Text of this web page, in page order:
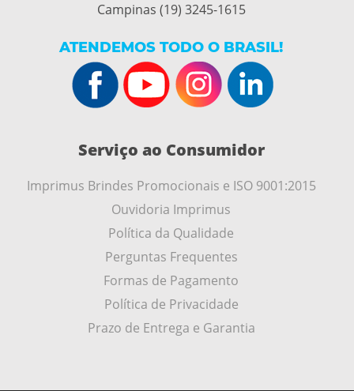
Campinas (19) 3245-1615
ATENDEMOS TODO O BRASIL!
Serviço ao Consumidor
Imprimus Brindes Promocionais e ISO 9001:2015
Ouvidoria Imprimus
Política da Qualidade
Perguntas Frequentes
Formas de Pagamento
Política de Privacidade
Prazo de Entrega e Garantia